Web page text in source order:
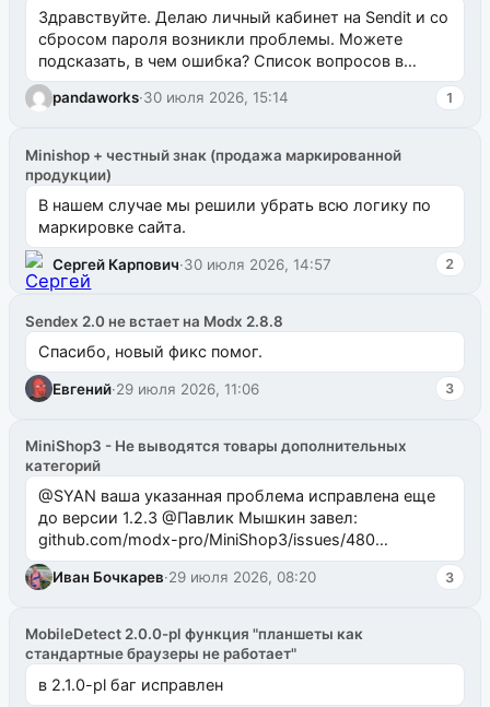
Здравствуйте. Делаю личный кабинет на Sendit и со
сбросом пароля возникли проблемы. Можете
подсказать, в чем ошибка? Список вопросов в
одноименном разделе на modx.pro пока пуст, и,...
pandaworks·30 июля 2026, 15:14 1
Minishop + честный знак (продажа маркированной
продукции)
В нашем случае мы решили убрать всю логику по
маркировке сайта.
Сергей Карпович·30 июля 2026, 14:57 2
Sendex 2.0 не встает на Modx 2.8.8
Спасибо, новый фикс помог.
Евгений·29 июля 2026, 11:06 3
MiniShop3 - Не выводятся товары дополнительных
категорий
@SYAN ваша указанная проблема исправлена еще
до версии 1.2.3 @Павлик Мышкин завел:
github.com/modx-pro/MiniShop3/issues/480
github.com/modx-pro/MiniShop3/issues/481Исправим
в б...
Иван Бочкарев·29 июля 2026, 08:20 3
MobileDetect 2.0.0-pl функция "планшеты как
стандартные браузеры не работает"
в 2.1.0-pl баг исправлен